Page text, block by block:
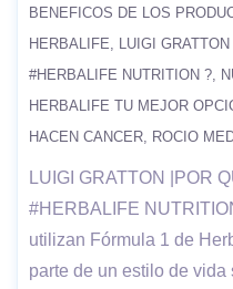
BENEFICOS DE LOS
HERBALIFE
LUIGI
#HERBALIFE NUTRITION ?
HERBALIFE TU MEJOR
HACEN CANCER
ROCIO
LUIGI GRATTON |POR
#HERBALIFE
utilizan Fórmula 1 de
parte de un estilo de